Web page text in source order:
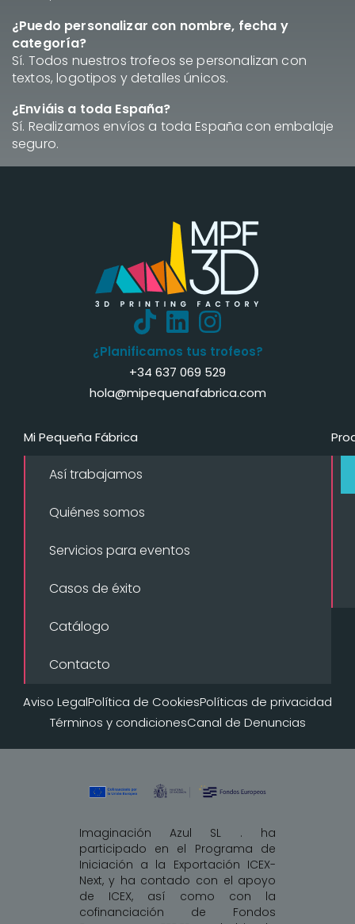
¿Puedo personalizar con nombre, fecha y
categoría?
Sí. Todos nuestros trofeos se personalizan con
textos, logotipos y detalles únicos.
¿Enviáis a toda España?
Sí. Realizamos envíos a toda España con embalaje
seguro.
¿Planificamos tus trofeos?
+34 637 069 529
hola@mipequenafabrica.com
Mi Pequeña Fábrica
Así trabajamos
Quiénes somos
Servicios para eventos
Casos de éxito
Catálogo
Contacto
Aviso LegalPolítica de CookiesPolíticas de privacidad
Términos y condicionesCanal de Denuncias
Imaginación Azul SL . ha
participado en el Programa de
Iniciación a la Exportación ICEX-
Next, y ha contado con el apoyo
de ICEX, así como con la
cofinanciación de Fondos